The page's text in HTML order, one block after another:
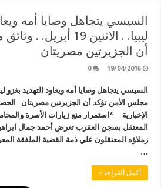
السيسي يتجاهل وصايا أمه
ليبيا. . الاثنين 19
أن الجزيرتين مصريتان
19/04/2016
0
مجلس الأمن تؤكد أن الجزيرتين مصريتان
الإخبارية *استمرار منع زيارات الأسرة
زملاؤه المعتقلون علي ذمة القضية الملفقة
…
أكمل القراءة »